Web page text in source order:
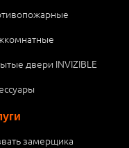
двери INVIZIBLE
замерщика